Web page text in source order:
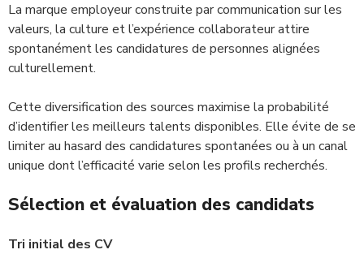
La marque employeur construite par communication sur les
valeurs, la culture et l’expérience collaborateur attire
spontanément les candidatures de personnes alignées
culturellement.
Cette diversification des sources maximise la probabilité
d’identifier les meilleurs talents disponibles. Elle évite de se
limiter au hasard des candidatures spontanées ou à un canal
unique dont l’efficacité varie selon les profils recherchés.
Sélection et évaluation des candidats
Tri initial des CV